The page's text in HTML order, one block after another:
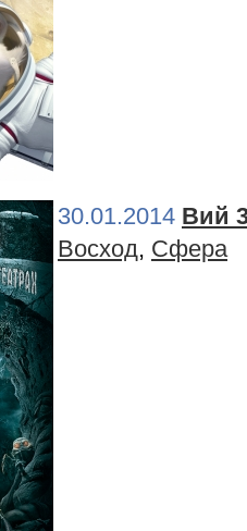
30.01.2014 Вий
Восход, Сфера